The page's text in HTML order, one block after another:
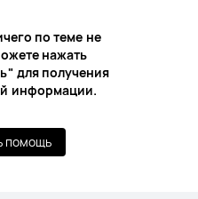
по теме не
нажать
для получения
информации.
помощь